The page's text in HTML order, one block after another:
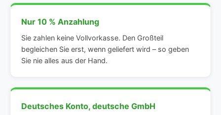
Nur 10 % Anzahlung
Sie zahlen keine Vollvorkasse. Den Großteil
begleichen Sie erst, wenn geliefert wird – so geben
Sie nie alles aus der Hand.
Deutsches Konto, deutsche GmbH